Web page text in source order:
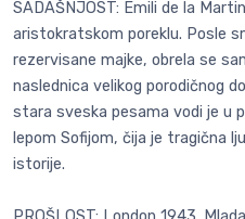
SADAŠNJOST: Emili de la
aristokratskom poreklu. Posle
rezervisane majke, obrela se
naslednica velikog porodičnog
stara sveska pesama vodi je u
lepom Sofijom, čija je tragična
istorije.